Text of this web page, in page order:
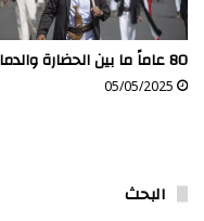
80 عاماً ما بين الحضارة والدماء
05/05/2025
البحث